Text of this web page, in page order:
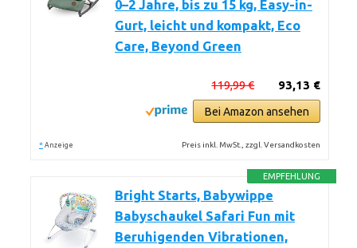
0–2 Jahre, bis zu 15 kg, Easy-in-
Gurt, leicht und kompakt, Eco
Care, Beyond Green
93,13 €
119,99 €
Bei Amazon ansehen
* Anzeige Preis inkl. MwSt., zzgl. Versandkosten
EMPFEHLUNG
Bright Starts, Babywippe
Babyschaukel Safari Fun mit
Beruhigenden Vibrationen,